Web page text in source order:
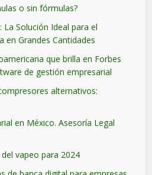
o sin fórmulas?
La Solución Ideal para el
en Grandes Cantidades
que brilla en Forbes
de gestión empresarial
alternativos:
en México. Asesoría Legal
vapeo para 2024